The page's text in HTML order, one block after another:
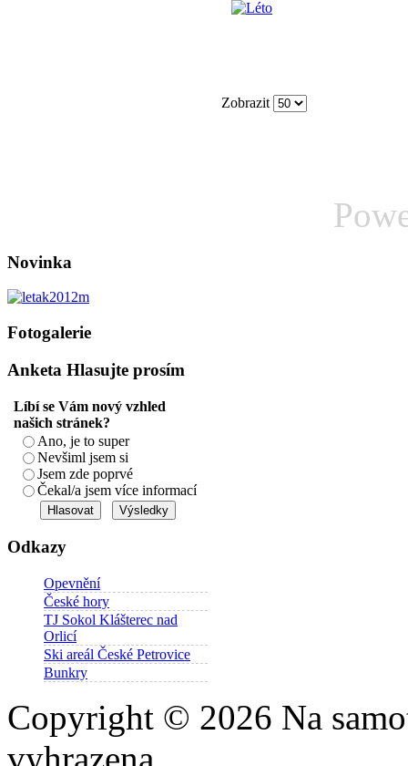
Zobrazit
Novinka
Fotogalerie
Anketa Hlasujte prosím
Líbí se Vám nový vzhled
našich stránek?
Ano, je to super
Nevšiml jsem si
Jsem zde poprvé
Čekal/a jsem více informací
Odkazy
Opevnění
České hory
TJ Sokol Klášterec nad
Orlicí
Ski areál České Petrovice
Bunkry
Copyright © 2026 Na